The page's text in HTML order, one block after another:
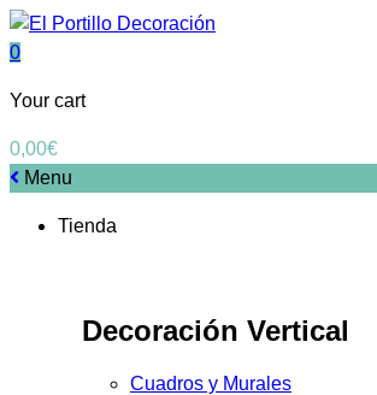
0
Your cart
0,00€
Menu
Tienda
Decoración Vertical
Cuadros y Murales